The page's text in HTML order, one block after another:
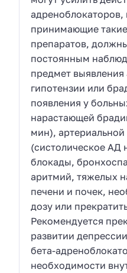
принимающие
препаратов,
постоянным
предмет выявления
гипотензии или
появления у
нарастающей
мин), артериальной
(систолическое АД
блокады,
аритмий, тяжелых
печени и почек,
дозу или
Рекомендуется
развитии
бета-
необходимости